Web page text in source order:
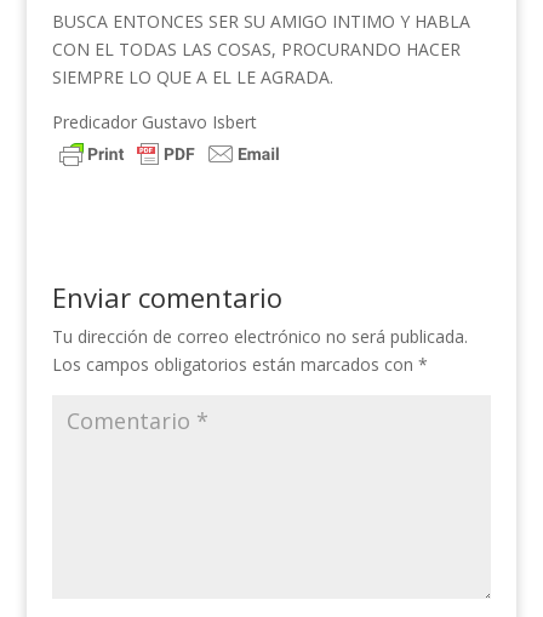
BUSCA ENTONCES SER SU AMIGO INTIMO Y HABLA
CON EL TODAS LAS COSAS, PROCURANDO HACER
SIEMPRE LO QUE A EL LE AGRADA.
Predicador Gustavo Isbert
Enviar comentario
Tu dirección de correo electrónico no será publicada.
Los campos obligatorios están marcados con *